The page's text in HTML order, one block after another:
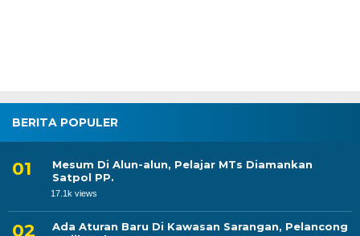
BERITA POPULER
Mesum Di Alun-alun, Pelajar MTs Diamankan
Satpol PP.
17.1k views
Ada Aturan Baru Di Kawasan Sarangan, Pelancong